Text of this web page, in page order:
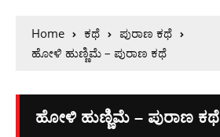
Home ಕಥೆ
ಪುರಾಣ ಕಥೆ
ಹೋಳಿ ಹುಣ್ಣಿಮೆ – ಪುರಾಣ ಕಥೆ
ಹೋಳಿ ಹುಣ್ಣಿಮೆ – ಪುರಾಣ ಕಥೆ